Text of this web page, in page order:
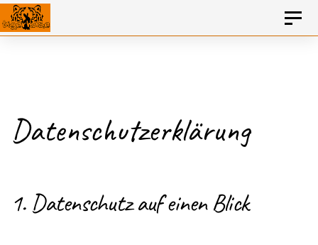
KONTAKT
links
navigation
Skip
content
Datenschutzerklärung
1. Datenschutz auf einen Blick